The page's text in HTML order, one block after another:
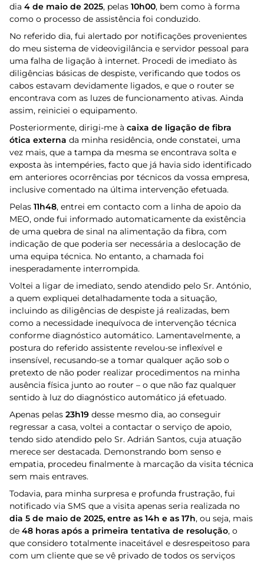
dia 4 de maio de 2025, pelas 10h00, bem como à forma
como o processo de assistência foi conduzido.
No referido dia, fui alertado por notificações provenientes
do meu sistema de videovigilância e servidor pessoal para
uma falha de ligação à internet. Procedi de imediato às
diligências básicas de despiste, verificando que todos os
cabos estavam devidamente ligados, e que o router se
encontrava com as luzes de funcionamento ativas. Ainda
assim, reiniciei o equipamento.
Posteriormente, dirigi-me à caixa de ligação de fibra
ótica externa da minha residência, onde constatei, uma
vez mais, que a tampa da mesma se encontrava solta e
exposta às intempéries, facto que já havia sido identificado
em anteriores ocorrências por técnicos da vossa empresa,
inclusive comentado na última intervenção efetuada.
Pelas 11h48, entrei em contacto com a linha de apoio da
MEO, onde fui informado automaticamente da existência
de uma quebra de sinal na alimentação da fibra, com
indicação de que poderia ser necessária a deslocação de
uma equipa técnica. No entanto, a chamada foi
inesperadamente interrompida.
Voltei a ligar de imediato, sendo atendido pelo Sr. António,
a quem expliquei detalhadamente toda a situação,
incluindo as diligências de despiste já realizadas, bem
como a necessidade inequívoca de intervenção técnica
conforme diagnóstico automático. Lamentavelmente, a
postura do referido assistente revelou-se inflexível e
insensível, recusando-se a tomar qualquer ação sob o
pretexto de não poder realizar procedimentos na minha
ausência física junto ao router – o que não faz qualquer
sentido à luz do diagnóstico automático já efetuado.
Apenas pelas 23h19 desse mesmo dia, ao conseguir
regressar a casa, voltei a contactar o serviço de apoio,
tendo sido atendido pelo Sr. Adrián Santos, cuja atuação
merece ser destacada. Demonstrando bom senso e
empatia, procedeu finalmente à marcação da visita técnica
sem mais entraves.
Todavia, para minha surpresa e profunda frustração, fui
notificado via SMS que a visita apenas seria realizada no
dia 5 de maio de 2025, entre as 14h e as 17h, ou seja, mais
de 48 horas após a primeira tentativa de resolução, o
que considero totalmente inaceitável e desrespeitoso para
com um cliente que se vê privado de todos os serviços